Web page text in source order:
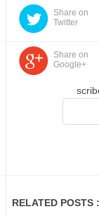
Share on
Twitter
Share on
Google+
RELATED POSTS :